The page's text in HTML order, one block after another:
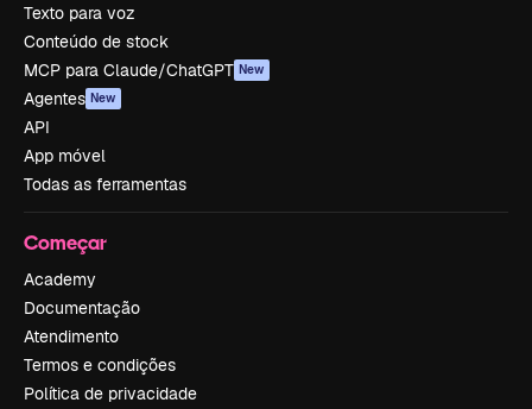
Texto para voz
Conteúdo de stock
MCP para Claude/ChatGPT New
Agentes New
API
App móvel
Todas as ferramentas
Começar
Academy
Documentação
Atendimento
Termos e condições
Política de privacidade